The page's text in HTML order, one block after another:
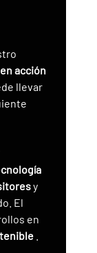
acción
llevar
y
El
en
.